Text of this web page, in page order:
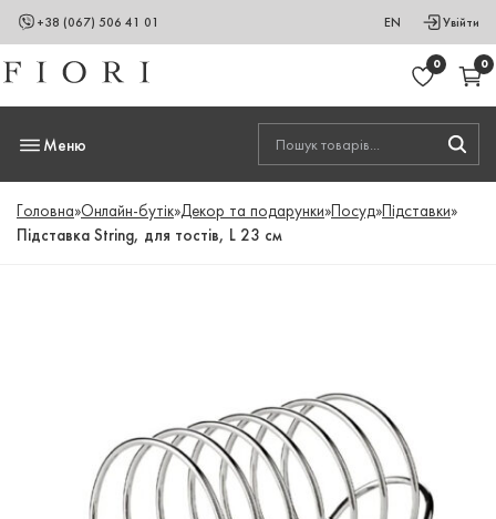
+38 (067) 506 41 01 EN Увійти
0 0
Меню
Головна»Онлайн-бутік»Декор та подарунки»Посуд»Підставки»
Підставка String, для тостів, L 23 см